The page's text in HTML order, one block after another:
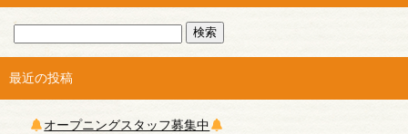
最近の投稿
オープニングスタッフ募集中